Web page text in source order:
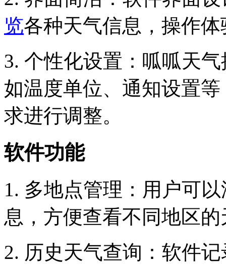
览各种天气信息，操作
3. 个性化设置：呱呱天
如温度单位、通知设置
求进行调整。
软件功能
1. 多地点管理：用户可
息，方便查看不同地区
2. 历史天气查询：软件